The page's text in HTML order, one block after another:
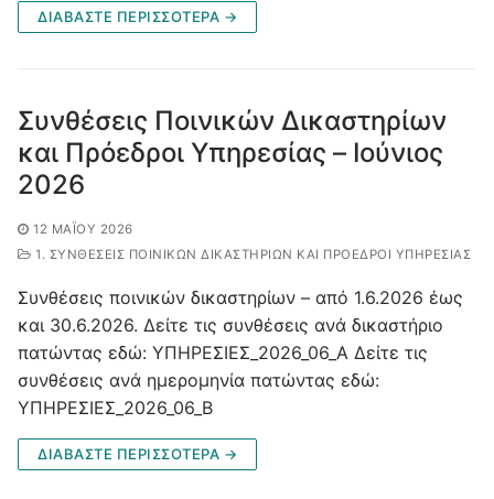
ΔΙΑΒΑΣΤΕ ΠΕΡΙΣΣΟΤΕΡΑ →
Συνθέσεις Ποινικών Δικαστηρίων
και Πρόεδροι Υπηρεσίας – Ιούνιος
2026
12 ΜΑΪ́ΟΥ 2026
1. ΣΥΝΘΈΣΕΙΣ ΠΟΙΝΙΚΏΝ ΔΙΚΑΣΤΗΡΊΩΝ ΚΑΙ ΠΡΌΕΔΡΟΙ ΥΠΗΡΕΣΊΑΣ
Συνθέσεις ποινικών δικαστηρίων – από 1.6.2026 έως
και 30.6.2026. Δείτε τις συνθέσεις ανά δικαστήριο
πατώντας εδώ: ΥΠΗΡΕΣΙΕΣ_2026_06_A Δείτε τις
συνθέσεις ανά ημερομηνία πατώντας εδώ:
ΥΠΗΡΕΣΙΕΣ_2026_06_Β
ΔΙΑΒΑΣΤΕ ΠΕΡΙΣΣΟΤΕΡΑ →